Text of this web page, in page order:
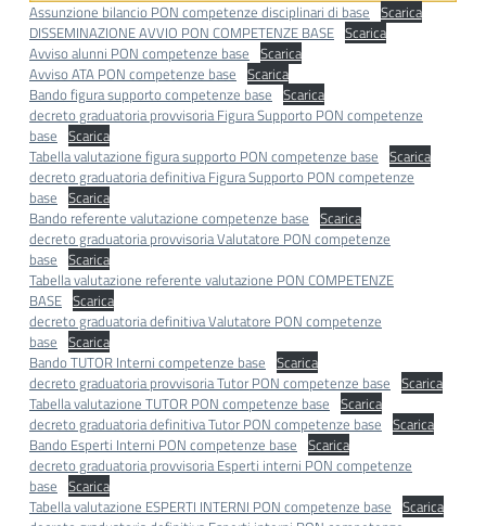
Assunzione bilancio PON competenze disciplinari di base Scarica
DISSEMINAZIONE AVVIO PON COMPETENZE BASE Scarica
Avviso alunni PON competenze base Scarica
Avviso ATA PON competenze base Scarica
Bando figura supporto competenze base Scarica
decreto graduatoria provvisoria Figura Supporto PON competenze
base Scarica
Tabella valutazione figura supporto PON competenze base Scarica
decreto graduatoria definitiva Figura Supporto PON competenze
base Scarica
Bando referente valutazione competenze base Scarica
decreto graduatoria provvisoria Valutatore PON competenze
base Scarica
Tabella valutazione referente valutazione PON COMPETENZE
BASE Scarica
decreto graduatoria definitiva Valutatore PON competenze
base Scarica
Bando TUTOR Interni competenze base Scarica
decreto graduatoria provvisoria Tutor PON competenze base Scarica
Tabella valutazione TUTOR PON competenze base Scarica
decreto graduatoria definitiva Tutor PON competenze base Scarica
Bando Esperti Interni PON competenze base Scarica
decreto graduatoria provvisoria Esperti interni PON competenze
base Scarica
Tabella valutazione ESPERTI INTERNI PON competenze base Scarica